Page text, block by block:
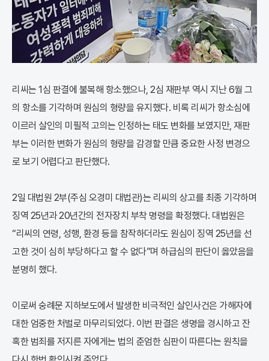
리씨는 1심 판결에 불복해 항소했으나, 2심 재판부 역시 지난 6월 그
의 항소를 기각하며 원심의 형량을 유지했다. 비록 리씨가 항소심에
이르러 살인의 미필적 고의는 인정하는 태도 변화를 보였지만, 재판
부는 이러한 변화가 원심의 형량을 감경할 만큼 중요한 사정 변경으
로 보기 어렵다고 판단했다.
2일 대법원 2부(주심 오경미 대법관)는 리씨의 상고를 최종 기각하며
징역 25년과 20년간의 전자장치 부착 명령을 확정했다. 대법원은
“리씨의 연령, 성행, 환경 등을 참작하더라도 원심이 징역 25년을 선
고한 것이 심히 부당하다고 할 수 없다”며 하급심의 판단이 옳았음을
분명히 했다.
이로써 숭례문 지하보도에서 발생한 비극적인 살인사건은 가해자에
대한 엄중한 처벌로 마무리되었다. 이번 판결은 생명을 경시하고 잔
혹한 범죄를 저지른 자에게는 법의 준엄한 심판이 따른다는 원칙을